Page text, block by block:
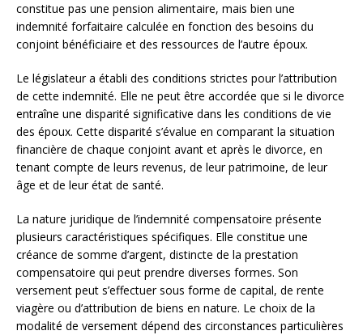
constitue pas une pension alimentaire, mais bien une
indemnité forfaitaire calculée en fonction des besoins du
conjoint bénéficiaire et des ressources de l’autre époux.
Le législateur a établi des conditions strictes pour l’attribution
de cette indemnité. Elle ne peut être accordée que si le divorce
entraîne une disparité significative dans les conditions de vie
des époux. Cette disparité s’évalue en comparant la situation
financière de chaque conjoint avant et après le divorce, en
tenant compte de leurs revenus, de leur patrimoine, de leur
âge et de leur état de santé.
La nature juridique de l’indemnité compensatoire présente
plusieurs caractéristiques spécifiques. Elle constitue une
créance de somme d’argent, distincte de la prestation
compensatoire qui peut prendre diverses formes. Son
versement peut s’effectuer sous forme de capital, de rente
viagère ou d’attribution de biens en nature. Le choix de la
modalité de versement dépend des circonstances particulières